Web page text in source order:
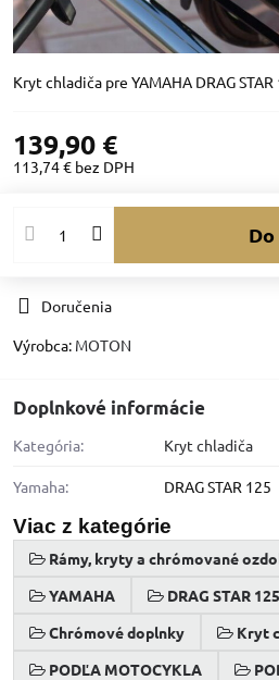
Kryt chladiča pre YAMAHA DRAG STAR
139,90 €
113,74 € bez DPH
Doručenia
Výrobca: MOTON
Doplnkové informácie
Kategória: Kryt chladiča
Yamaha: DRAG STAR 125
Viac z kategórie
Rámy, kryty a chrómované
YAMAHA
DRAG STAR 125
Chrómové doplnky
Kryt
PODĽA MOTOCYKLA